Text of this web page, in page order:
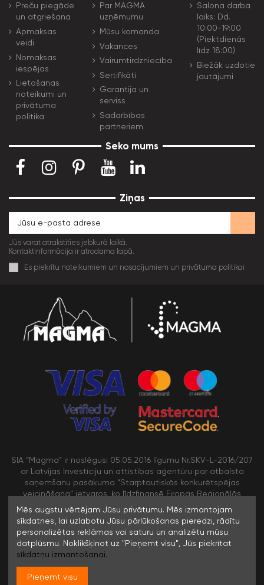
Preču piegāde
un atgriešana
Apmaksas
veidi
Nomaksas
iespējas
Lietošanas
noteikumi un
privātuma
politika
Par MAGMA
uzņēmumu
Mūsu komanda
Vakances
Vairumtirdzniecība
Sertifikāti
Garantija un
serviss
Sadarbības
partneriem
Salona darba
laiks: Dd.
10:00-19:00
(Piektdienās
līdz 18:00)
Biežāk uzdotie
jautājumi
Seko mums
Ziņas
Jūs varat atrakstīties jebkurā laikā.
Kontaktinformācija ir atrodama lapā.
Es piekrītu noteikumiem un nosacījumiem un privātuma politikai
SIA “Magma” ir noslēgusi 05.05.2016 līgumu Nr.SKV-L-2016/207
ar Latvijas Investīciju un attīstības aģentūru par atbalsta
saņemšanu pasākuma “Starptautiskās konkurētspējas
veicināšana” ietvaros, ko līdzfinansē Eiropas Reģionālās
attīstības fonds
© 1996-2023 SIA MAGMA |
Mēs augstu vērtējam Jūsu privātumu. Mēs izmantojam
sīkdatnes, lai uzlabotu Jūsu pārlūkošanas pieredzi, rādītu
personalizētas reklāmas vai saturu un analizētu mūsu
datplūsmu. Noklikšķinot uz "Pieņemt visu", Jūs piekrītat
sīkdatņu izmantošanai.
Pieņemt visu